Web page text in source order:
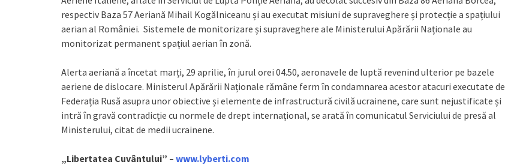
respectiv Baza 57 Aeriană Mihail Kogălniceanu și au executat misiuni de supraveghere și protecție a spațiului
aerian al României. Sistemele de monitorizare și supraveghere ale Ministerului Apărării Naționale au
monitorizat permanent spațiul aerian în zonă.
Alerta aeriană a încetat marți, 29 aprilie, în jurul orei 04.50, aeronavele de luptă revenind ulterior pe bazele
aeriene de dislocare. Ministerul Apărării Naționale rămâne ferm în condamnarea acestor atacuri executate de
Federația Rusă asupra unor obiective și elemente de infrastructură civilă ucrainene, care sunt nejustificate și
intră în gravă contradicție cu normele de drept internațional, se arată în comunicatul Serviciului de presă al
Ministerului, citat de medii ucrainene.
„Libertatea Cuvântului” – www.lyberti.com